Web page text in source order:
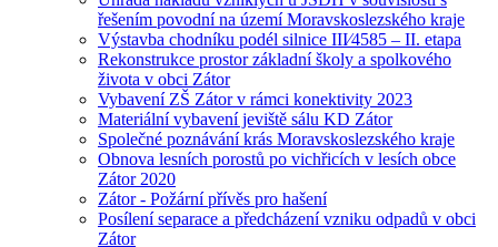
řešením povodní na území Moravskoslezského kraje
Výstavba chodníku podél silnice III⁄4585 – II. etapa
Rekonstrukce prostor základní školy a spolkového
života v obci Zátor
Vybavení ZŠ Zátor v rámci konektivity 2023
Materiální vybavení jeviště sálu KD Zátor
Společné poznávání krás Moravskoslezského kraje
Obnova lesních porostů po vichřicích v lesích obce
Zátor 2020
Zátor - Požární přívěs pro hašení
Posílení separace a předcházení vzniku odpadů v obci
Zátor